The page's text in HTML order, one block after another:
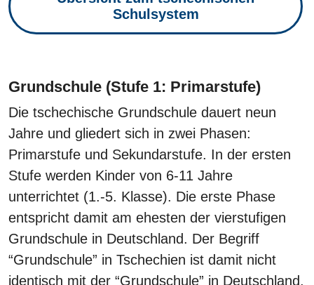
Schulsystem
Grundschule (Stufe 1: Primarstufe)
Die tschechische Grundschule dauert neun
Jahre und gliedert sich in zwei Phasen:
Primarstufe und Sekundarstufe. In der ersten
Stufe werden Kinder von 6-11 Jahre
unterrichtet (1.-5. Klasse). Die erste Phase
entspricht damit am ehesten der vierstufigen
Grundschule in Deutschland. Der Begriff
“Grundschule” in Tschechien ist damit nicht
identisch mit der “Grundschule” in Deutschland.